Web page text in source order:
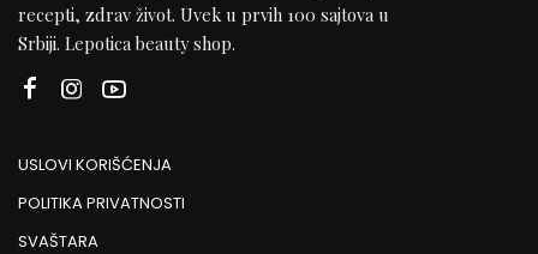
recepti, zdrav život. Uvek u prvih 100 sajtova u
Srbiji. Lepotica beauty shop.
USLOVI KORIŠĆENJA
POLITIKA PRIVATNOSTI
SVAŠTARA